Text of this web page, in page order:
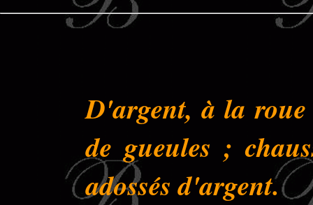
D'argent, à la
de gueules ;
adossés d'argent.